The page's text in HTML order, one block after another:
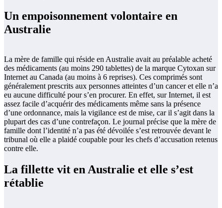
Un empoisonnement volontaire en
Australie
La mère de famille qui réside en Australie avait au préalable acheté
des médicaments (au moins 290 tablettes) de la marque Cytoxan sur
Internet au Canada (au moins à 6 reprises). Ces comprimés sont
généralement prescrits aux personnes atteintes d’un cancer et elle n’a
eu aucune difficulté pour s’en procurer. En effet, sur Internet, il est
assez facile d’acquérir des médicaments même sans la présence
d’une ordonnance, mais la vigilance est de mise, car il s’agit dans la
plupart des cas d’une contrefaçon. Le journal précise que la mère de
famille dont l’identité n’a pas été dévoilée s’est retrouvée devant le
tribunal où elle a plaidé coupable pour les chefs d’accusation retenus
contre elle.
La fillette vit en Australie et elle s’est
rétablie